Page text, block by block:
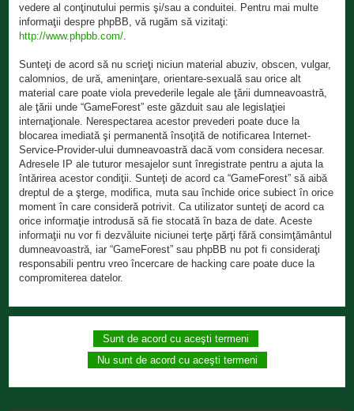
vedere al conţinutului permis şi/sau a conduitei. Pentru mai multe
informaţii despre phpBB, vă rugăm să vizitaţi:
http://www.phpbb.com/
Sunteţi de acord să nu scrieţi niciun material abuziv, obscen, vulgar,
calomnios, de ură, ameninţare, orientare-sexuală sau orice alt
material care poate viola prevederile legale ale ţării dumneavoastră,
ale ţării unde “GameForest” este găzduit sau ale legislaţiei
internaţionale. Nerespectarea acestor prevederi poate duce la
blocarea imediată şi permanentă însoţită de notificarea Internet-
Service-Provider-ului dumneavoastră dacă vom considera necesar.
Adresele IP ale tuturor mesajelor sunt înregistrate pentru a ajuta la
întărirea acestor condiţii. Sunteţi de acord ca “GameForest” să aibă
dreptul de a şterge, modifica, muta sau închide orice subiect în orice
moment în care consideră potrivit. Ca utilizator sunteţi de acord ca
orice informaţie introdusă să fie stocată în baza de date. Aceste
informaţii nu vor fi dezvăluite niciunei terţe părţi fără consimţământul
dumneavoastră, iar “GameForest” sau phpBB nu pot fi consideraţi
responsabili pentru vreo încercare de hacking care poate duce la
compromiterea datelor.